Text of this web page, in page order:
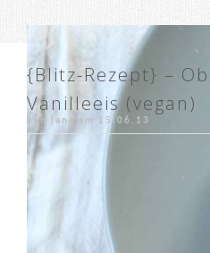
{Blitz-Rezept} –
Vanilleeis (vegan)
von jana am 15.06.13